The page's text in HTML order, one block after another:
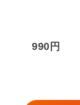
990円